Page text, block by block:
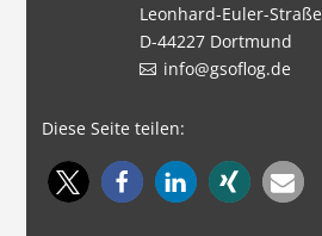
Leonhard-Euler-
D-44227 Dortmund
info@gsoflog.de
Diese Seite teilen: